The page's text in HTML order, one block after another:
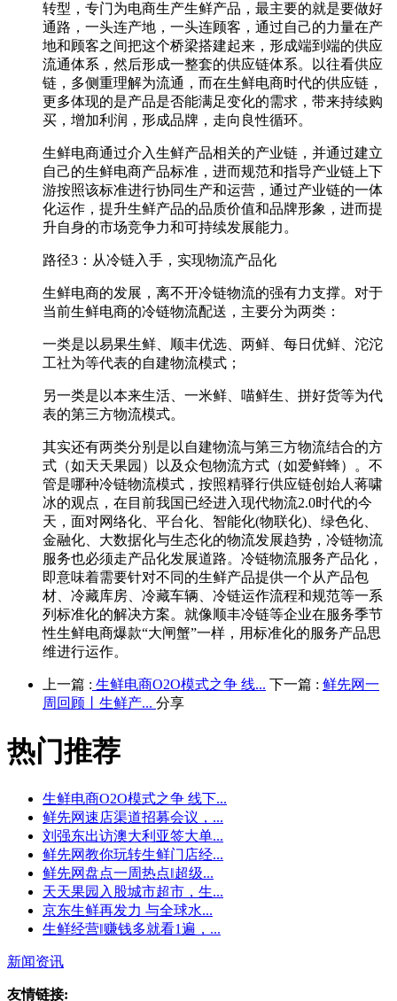
转型，专门为电商生产生鲜产品，最主要的就是要做好
通路，一头连产地，一头连顾客，通过自己的力量在产
地和顾客之间把这个桥梁搭建起来，形成端到端的供应
流通体系，然后形成一整套的供应链体系。以往看供应
链，多侧重理解为流通，而在生鲜电商时代的供应链，
更多体现的是产品是否能满足变化的需求，带来持续购
买，增加利润，形成品牌，走向良性循环。
生鲜电商通过介入生鲜产品相关的产业链，并通过建立
自己的生鲜电商产品标准，进而规范和指导产业链上下
游按照该标准进行协同生产和运营，通过产业链的一体
化运作，提升生鲜产品的品质价值和品牌形象，进而提
升自身的市场竞争力和可持续发展能力。
路径3：从冷链入手，实现物流产品化
生鲜电商的发展，离不开冷链物流的强有力支撑。对于
当前生鲜电商的冷链物流配送，主要分为两类：
一类是以易果生鲜、顺丰优选、两鲜、每日优鲜、沱沱
工社为等代表的自建物流模式；
另一类是以本来生活、一米鲜、喵鲜生、拼好货等为代
表的第三方物流模式。
其实还有两类分别是以自建物流与第三方物流结合的方
式（如天天果园）以及众包物流方式（如爱鲜蜂）。不
管是哪种冷链物流模式，按照精驿行供应链创始人蒋啸
冰的观点，在目前我国已经进入现代物流2.0时代的今
天，面对网络化、平台化、智能化(物联化)、绿色化、
金融化、大数据化与生态化的物流发展趋势，冷链物流
服务也必须走产品化发展道路。冷链物流服务产品化，
即意味着需要针对不同的生鲜产品提供一个从产品包
材、冷藏库房、冷藏车辆、冷链运作流程和规范等一系
列标准化的解决方案。就像顺丰冷链等企业在服务季节
性生鲜电商爆款“大闸蟹”一样，用标准化的服务产品思
维进行运作。
上一篇 : 生鲜电商O2O模式之争 线... 下一篇 : 鲜先网一
周回顾丨生鲜产... 分享
热门推荐
生鲜电商O2O模式之争 线下...
鲜先网速店渠道招募会议，...
刘强东出访澳大利亚签大单...
鲜先网教你玩转生鲜门店经...
鲜先网盘点一周热点‖超级...
天天果园入股城市超市，生...
京东生鲜再发力 与全球水...
生鲜经营‖赚钱多就看1遍，...
新闻资讯
友情链接: